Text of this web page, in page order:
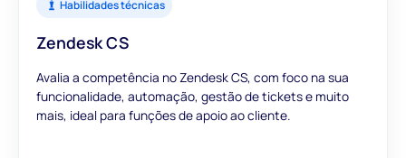
Habilidades técnicas
Zendesk CS
Avalia a competência no Zendesk CS, com foco na sua
funcionalidade, automação, gestão de tickets e muito
mais, ideal para funções de apoio ao cliente.